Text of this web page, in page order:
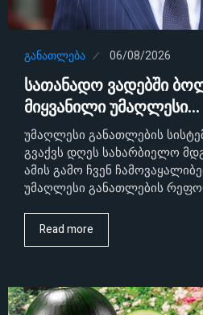
ᲒᲐᲜᲐᲗᲚᲔᲑᲐ 06/08/2026
სათანადო ვადებში
მიყვანილი უმაღლესი…
უმაღლესი განათლების
გვაქვს დღეს სახარბიელო
ამის გამო ჩვენ
უმაღლესი განათლების
Read more